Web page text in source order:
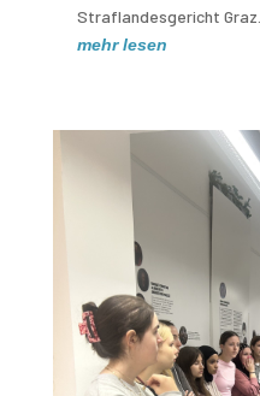
Straflandesgericht Graz...
mehr lesen